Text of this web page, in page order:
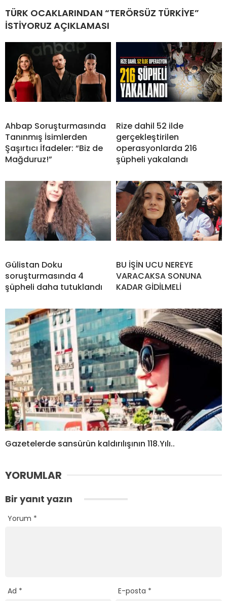
TÜRK OCAKLARINDAN “TERÖRSÜZ TÜRKİYE”
İSTİYORUZ AÇIKLAMASI
Ahbap Soruşturmasında
Tanınmış İsimlerden
Şaşırtıcı İfadeler: “Biz de
Mağduruz!”
Rize dahil 52 ilde
gerçekleştirilen
operasyonlarda 216
şüpheli yakalandı
Gülistan Doku
soruşturmasında 4
şüpheli daha tutuklandı
BU İŞİN UCU NEREYE
VARACAKSA SONUNA
KADAR GİDİLMELİ
Gazetelerde sansürün kaldırılışının 118.Yılı..
YORUMLAR
Bir yanıt yazın
Yorum *
Ad * E-posta *